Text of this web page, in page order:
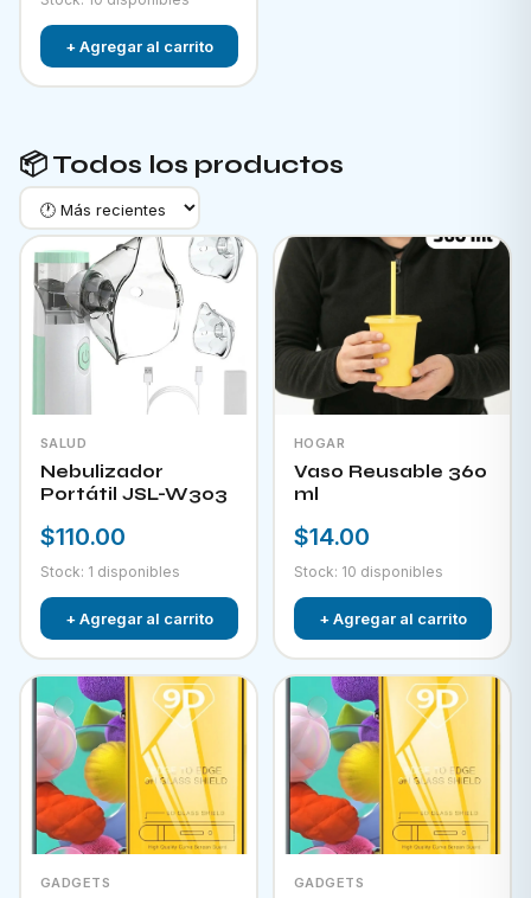
+ Agregar al carrito
📦 Todos los productos
SALUD
Nebulizador
Portátil JSL-W303
$110.00
Stock: 1 disponibles
+ Agregar al carrito
HOGAR
Vaso Reusable 360
ml
$14.00
Stock: 10 disponibles
+ Agregar al carrito
GADGETS GADGETS